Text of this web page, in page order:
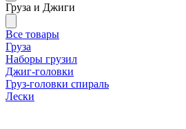
Груза и Джиги
Все товары
Груза
Наборы грузил
Джиг-головки
Груз-головки спираль
Лески